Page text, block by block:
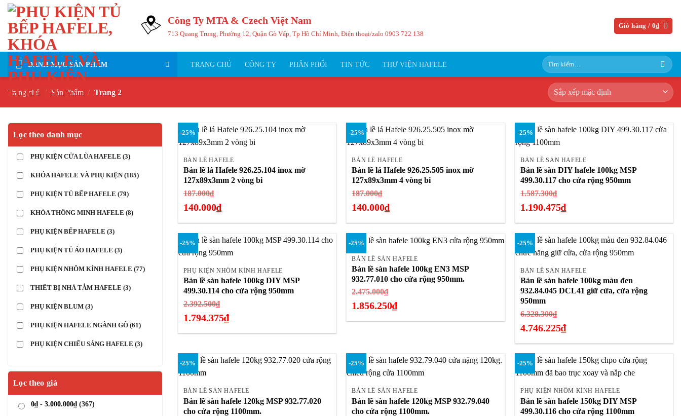
Bỏ
nội
dung
Công Ty MTA & Czech Việt Nam
713 Quang Trung, Phường 12, Quận Gò Vấp, Tp Hồ Chí Minh, Điện thoại/zalo 0903 722 138
Giỏ hàng / 0₫
DANH MỤC SẢN PHẨM TRANG CHỦ CÔNG TY PHÂN PHỐI TIN TỨC THƯ VIỆN HAFELE
Tìm
kiếm:
Trang chủ / Sản Phẩm / Trang 2
Lọc theo danh mục
PHỤ KIỆN CỬA LÙA HAFELE (3)
KHÓA HAFELE VÀ PHỤ KIỆN (185)
PHỤ KIỆN TỦ BẾP HAFELE (79)
KHÓA THÔNG MINH HAFELE (8)
PHỤ KIỆN BẾP HAFELE (3)
PHỤ KIỆN TỦ ÁO HAFELE (3)
PHỤ KIỆN NHÔM KÍNH HAFELE (77)
THIẾT BỊ NHÀ TẮM HAFELE (3)
PHỤ KIỆN BLUM (3)
PHỤ KIỆN HAFELE NGÀNH GỖ (61)
PHỤ KIỆN CHIẾU SÁNG HAFELE (3)
Lọc theo giá
0₫ - 3.000.000₫ (367)
-25%
BẢN LỀ HAFELE
Bản lề lá Hafele 926.25.104 inox mờ
127x89x3mm 2 vòng bi
187.000₫
gốc
140.000₫
hiện
tại
là:
140.000₫.
-25%
BẢN LỀ HAFELE
Bản lề lá Hafele 926.25.505 inox mờ
127x89x3mm 4 vòng bi
187.000₫
gốc
140.000₫
hiện
tại
là:
140.000₫.
-25%
BẢN LỀ SÀN HAFELE
Bản lề sàn DIY hafele 100kg MSP
499.30.117 cho cửa rộng 950mm
1.587.300₫
gốc
1.190.475₫
hiện
tại
là:
1.190.475₫.
-25%
PHỤ KIỆN NHÔM KÍNH HAFELE
Bản lề sàn hafele 100kg DIY MSP
499.30.114 cho cửa rộng 950mm
2.392.500₫
gốc
1.794.375₫
tại
là:
-25%
BẢN LỀ SÀN HAFELE
Bản lề sàn hafele 100kg EN3 MSP
932.77.010 cho cửa rộng 950mm.
2.475.000₫
gốc
1.856.250₫
là:
1.856.250₫.
-25%
BẢN LỀ SÀN HAFELE
Bản lề sàn hafele 100kg màu đen
932.84.045 DCL41 giữ cửa, cửa rộng
950mm
6.328.300₫
gốc
4.746.225₫
hiện
tại
là:
4.746.225₫.
-25%
BẢN LỀ SÀN HAFELE
Bản lề sàn hafele 120kg MSP 932.77.020
cho cửa rộng 1100mm.
-25%
BẢN LỀ SÀN HAFELE
Bản lề sàn hafele 120kg MSP 932.79.040
cho cửa rộng 1100mm.
-25%
PHỤ KIỆN NHÔM KÍNH HAFELE
Bản lề sàn hafele 150kg DIY MSP
499.30.116 cho cửa rộng 1100mm